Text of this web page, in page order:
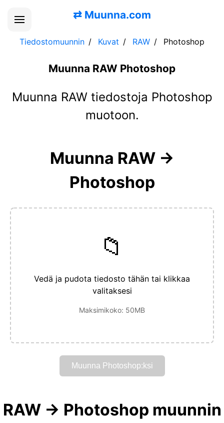
⇄ Muunna.com
Tiedostomuunnin Kuvat RAW Photoshop
Muunna RAW Photoshop
Muunna RAW tiedostoja Photoshop
muotoon.
Muunna RAW →
Photoshop
📁
Vedä ja pudota tiedosto tähän tai klikkaa
valitaksesi
Maksimikoko: 50MB
Muunna Photoshop:ksi
RAW → Photoshop muunnin